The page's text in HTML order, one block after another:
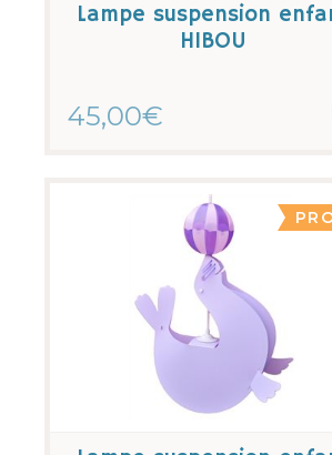
Lampe suspension
HIBOU
45,00€